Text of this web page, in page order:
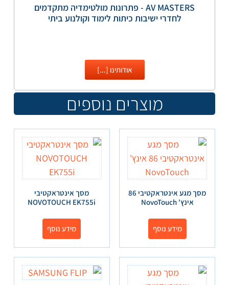
AV MASTERS - פתרונות מולטימדיה מתקדמים
לחדרי ישיבות כיתות לימוד וקולנוע ביתי
אודותינו [...]
מוצרים נוספים
מסך מגע אינטראקטיבי 86
אינץ' NovoTouch
מידע נוסף
מסך אינטראקטיבי
NOVOTOUCH EK755i
מידע נוסף